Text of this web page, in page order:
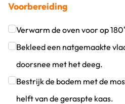
Voorbereiding
Verwarm de oven voor op
Klik om dit selectievakje aan
Bekleed een natgemaakte
doorsnee met het deeg.
Klik om dit selectievakje aan
Bestrijk de bodem met de
helft van de geraspte kaas.